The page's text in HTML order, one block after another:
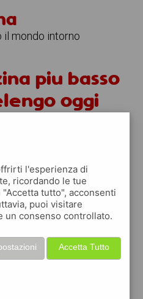
il mondo intorno
piu basso
oggi
q8
tamoil
l'esperienza di
ricordando le tue
tutto", acconsenti
puoi visitare
un consenso controllato.
Accetta Tutto